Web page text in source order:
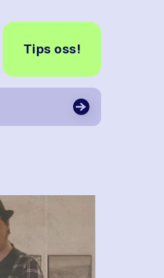
Tips oss!